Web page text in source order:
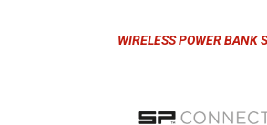
WIRELESS POWER BANK